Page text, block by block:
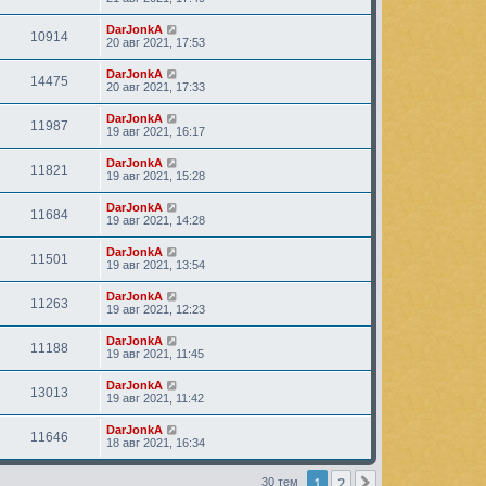
10914
DarJonkA
20 авг 2021, 17:53
14475
DarJonkA
20 авг 2021, 17:33
11987
DarJonkA
19 авг 2021, 16:17
11821
DarJonkA
19 авг 2021, 15:28
11684
DarJonkA
19 авг 2021, 14:28
11501
DarJonkA
19 авг 2021, 13:54
11263
DarJonkA
19 авг 2021, 12:23
11188
DarJonkA
19 авг 2021, 11:45
13013
DarJonkA
19 авг 2021, 11:42
11646
DarJonkA
18 авг 2021, 16:34
30 тем